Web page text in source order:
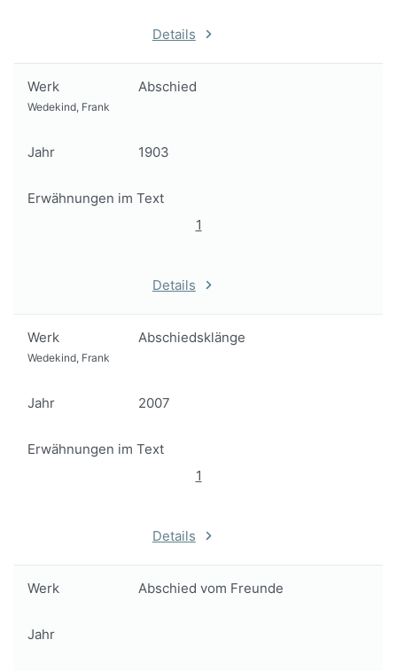
Details
Werk Abschied
Wedekind, Frank
Jahr 1903
Erwähnungen im Text
1
Details
Werk Abschiedsklänge
Wedekind, Frank
Jahr 2007
Erwähnungen im Text
1
Details
Werk Abschied vom Freunde
Jahr